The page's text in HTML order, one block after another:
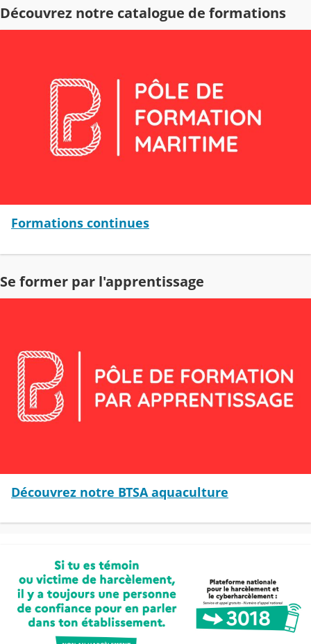
Découvrez notre catalogue de formations
Formations continues
Se former par l'apprentissage
Découvrez notre BTSA aquaculture